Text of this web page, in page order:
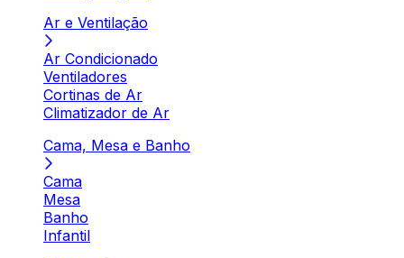
Ar e Ventilação
Ar Condicionado
Ventiladores
Cortinas de Ar
Climatizador de Ar
Cama, Mesa e Banho
Cama
Mesa
Banho
Infantil